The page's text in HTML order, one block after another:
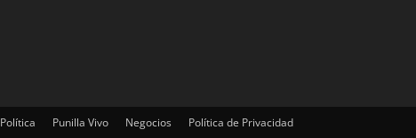
Política Punilla Vivo Negocios Política de Privacidad